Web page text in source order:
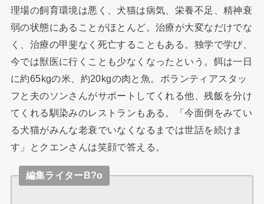
理場の飼育環境は悪く、犬猫は病気、栄養不足、精神衰
弱の状態にあることがほとんど。治療が大変なだけでな
く、治療の甲斐なく死亡することもある。独学で学び、
今では獣医に行くことも少なくなったという。餌は一日
に約65kgの米、約20kgの肉と魚。ボランティアスタッ
フと夫のソンさんがサポートしてくれる他、残飯を分け
てくれる馴染みのレストランもある。「今面倒をみてい
る犬猫がみんな老衰でいなくなるまでは世話を続けま
す」とクエンさんは笑顔で答える。
編集ライターB?o